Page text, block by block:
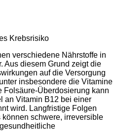
Krebsrisiko
verschiedene Nährstoffe in
Aus diesem Grund zeigt die
auf die Versorgung
insbesondere die Vitamine
Folsäure-Überdosierung kann
an Vitamin B12 bei einer
wird. Langfristige Folgen
schwere, irreversible